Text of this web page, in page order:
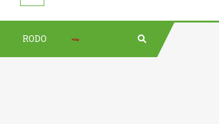
RODO Bip